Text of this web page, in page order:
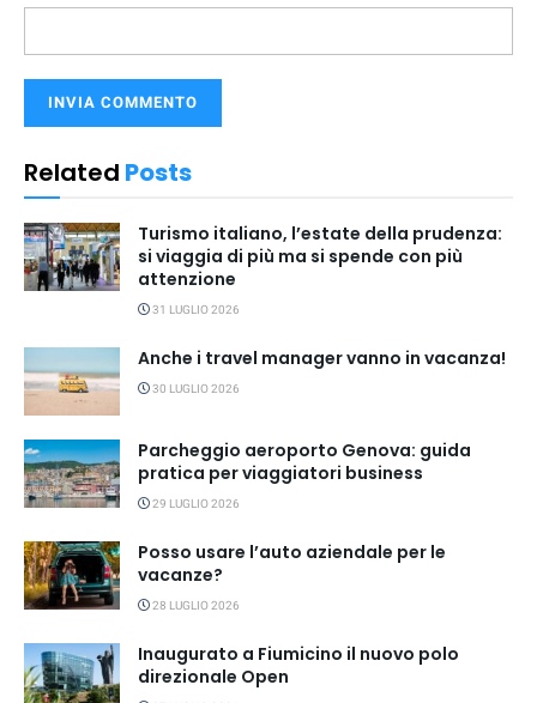
Related Posts
Turismo italiano, l’estate della prudenza:
si viaggia di più ma si spende con più
attenzione
31 LUGLIO 2026
Anche i travel manager vanno in vacanza!
30 LUGLIO 2026
Parcheggio aeroporto Genova: guida
pratica per viaggiatori business
29 LUGLIO 2026
Posso usare l’auto aziendale per le
vacanze?
28 LUGLIO 2026
Inaugurato a Fiumicino il nuovo polo
direzionale Open